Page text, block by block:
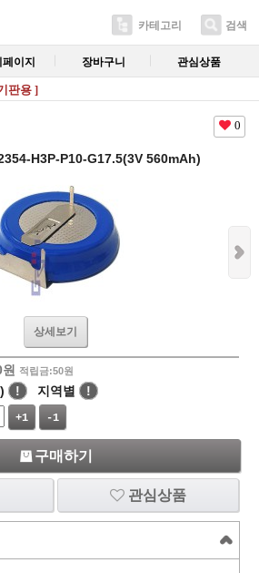
카테고리 검색
페이지 장바구니 관심상품
판용 ]
0
H3P-P10-G17.5(3V 560mAh)
상세보기
원 적립금:50원
! 지역별
!
+1 -1
구매하기
관심상품